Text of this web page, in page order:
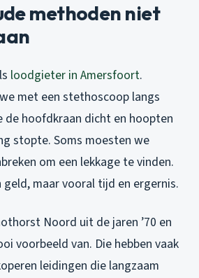
methoden niet
loodgieter in Amersfoort.
met een stethoscoop langs
de hoofdkraan dicht en hoopten
stopte. Soms moesten we
om een lekkage te vinden.
maar vooral tijd en ergernis.
Noord uit de jaren ’70 en
voorbeeld van. Die hebben vaak
leidingen die langzaam